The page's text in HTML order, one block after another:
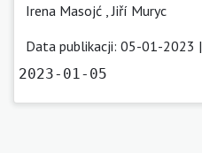
Irena Masojć ,Jiří Muryc
Data publikacji: 05-01-2023 |
2023-01-05